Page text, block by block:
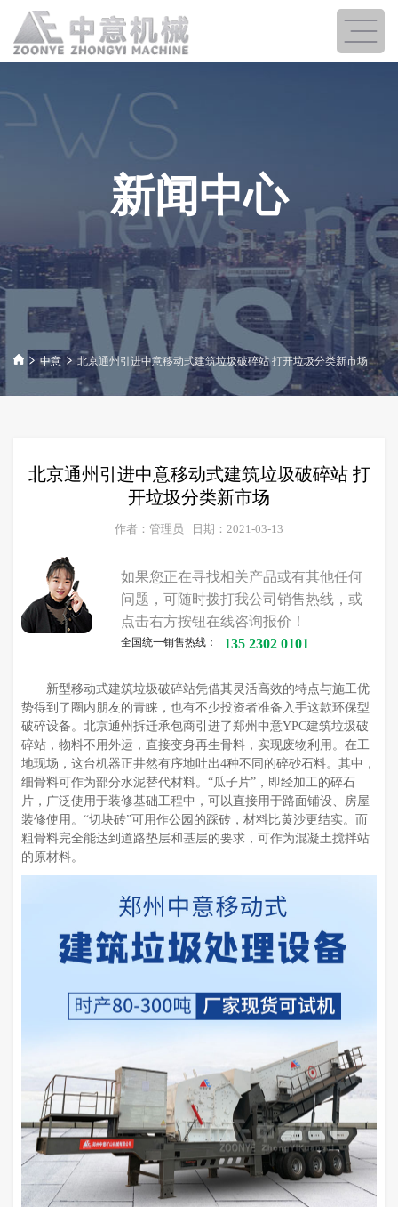
新闻中心
中意 北京通州引进中意移动式建筑垃圾破碎站 打开垃圾分类新市场
北京通州引进中意移动式建筑垃圾破碎站 打
开垃圾分类新市场
作者：管理员 日期：2021-03-13
如果您正在寻找相关产品或有其他任何
问题，可随时拨打我公司销售热线，或
点击右方按钮在线咨询报价！
全国统一销售热线： 135 2302 0101
新型移动式建筑垃圾破碎站凭借其灵活高效的特点与施工优
势得到了圈内朋友的青睐，也有不少投资者准备入手这款环保型
破碎设备。北京通州拆迁承包商引进了郑州中意YPC建筑垃圾破
碎站，物料不用外运，直接变身再生骨料，实现废物利用。在工
地现场，这台机器正井然有序地吐出4种不同的碎砂石料。其中，
细骨料可作为部分水泥替代材料。“瓜子片”，即经加工的碎石
片，广泛使用于装修基础工程中，可以直接用于路面铺设、房屋
装修使用。“切块砖”可用作公园的踩砖，材料比黄沙更结实。而
粗骨料完全能达到道路垫层和基层的要求，可作为混凝土搅拌站
的原材料。